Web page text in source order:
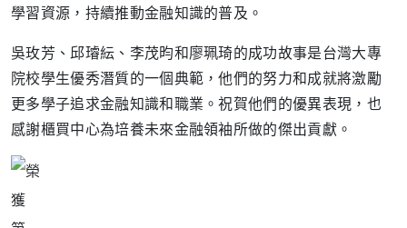
學習資源，持續推動金融知識的普及。
吳玫芳、邱璿紜、李茂昀和廖珮琦的成功故事是台灣大專
院校學生優秀潛質的一個典範，他們的努力和成就將激勵
更多學子追求金融知識和職業。祝賀他們的優異表現，也
感謝櫃買中心為培養未來金融領袖所做的傑出貢獻。